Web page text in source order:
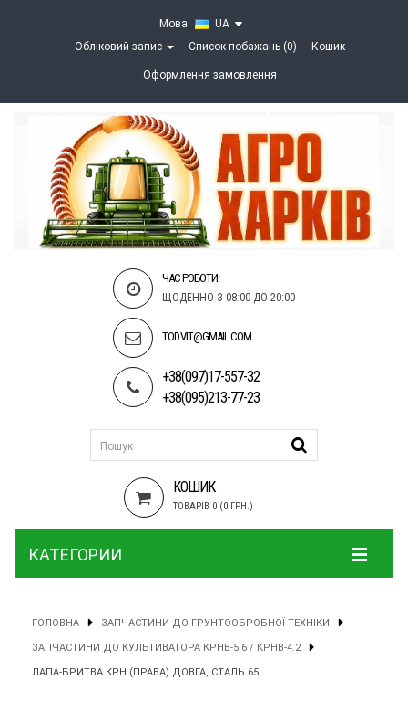
Мова
UA
Обліковий запис
Список побажань (0) Кошик
Оформлення замовлення
ЧАС РОБОТИ:
ЩОДЕННО З 08:00 ДО 20:00
TOD.VIT@GMAIL.COM
+38(097)17-557-32
+38(095)213-77-23
КОШИК
ТОВАРІВ 0 (0 ГРН.)
КАТЕГОРИИ
ГОЛОВНА ЗАПЧАСТИНИ ДО ГРУНТООБРОБНОЇ ТЕХНІКИ
ЗАПЧАСТИНИ ДО КУЛЬТИВАТОРА КРНВ-5.6 / КРНВ-4.2
ЛАПА-БРИТВА КРН (ПРАВА) ДОВГА, СТАЛЬ 65